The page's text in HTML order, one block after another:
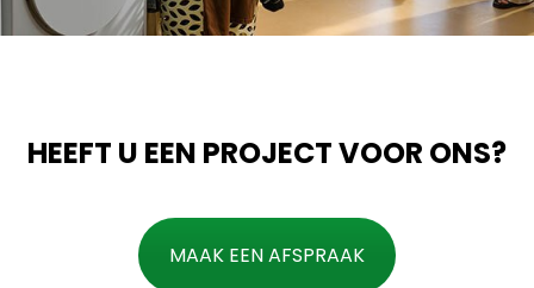
HEEFT U EEN PROJECT VOOR ONS?
MAAK EEN AFSPRAAK